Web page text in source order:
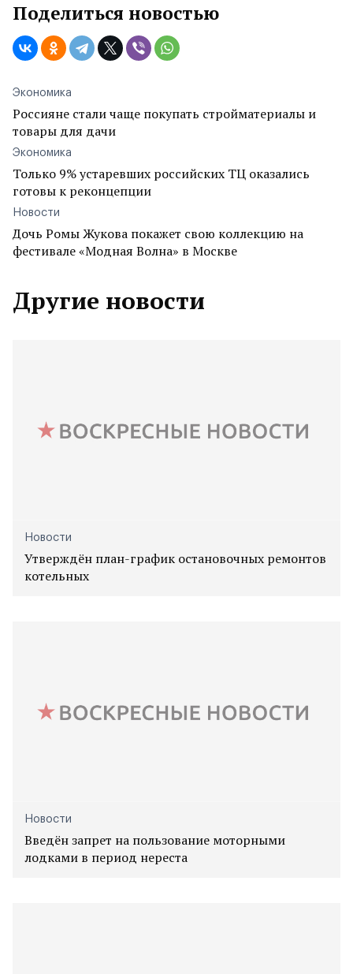
Поделиться новостью
Экономика
Россияне стали чаще покупать стройматериалы и
товары для дачи
Экономика
Только 9% устаревших российских ТЦ оказались
готовы к реконцепции
Новости
Дочь Ромы Жукова покажет свою коллекцию на
фестивале «Модная Волна» в Москве
Другие новости
Новости
Утверждён план-график остановочных ремонтов
котельных
Новости
Введён запрет на пользование моторными
лодками в период нереста